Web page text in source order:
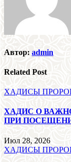
Автор: admin
Related Post
ХАДИСЫ
ХАДИС О
ПРИ
Июл 28, 2026
ХАДИСЫ